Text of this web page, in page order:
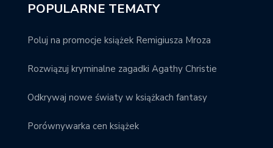
POPULARNE TEMATY
Poluj na promocje książek Remigiusza Mroza
Rozwiązuj kryminalne zagadki Agathy Christie
Odkrywaj nowe światy w książkach fantasy
Porównywarka cen książek